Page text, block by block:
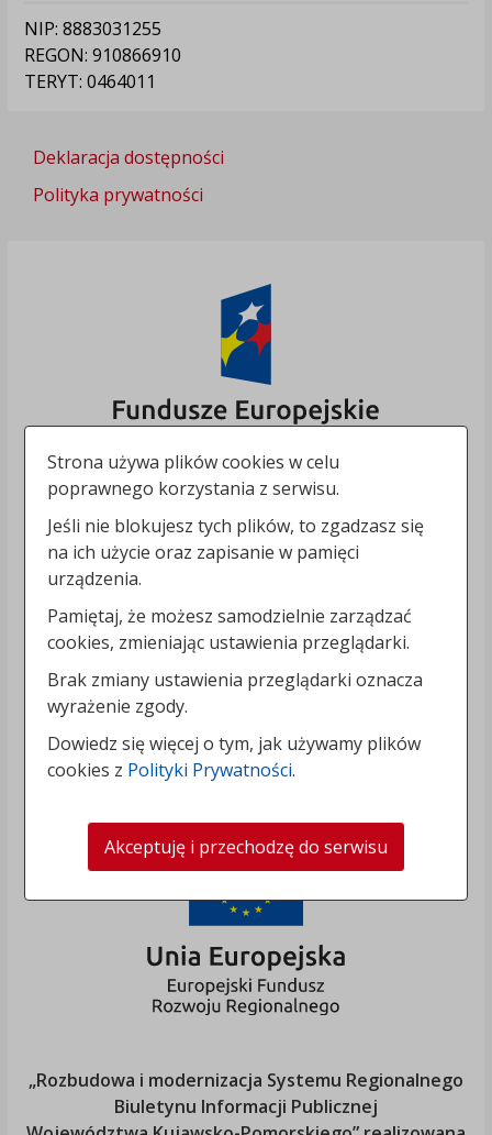
NIP: 8883031255
REGON: 910866910
TERYT: 0464011
Deklaracja dostępności
Polityka prywatności
„Rozbudowa i modernizacja Systemu Regionalnego
Biuletynu Informacji Publicznej
Strona używa plików cookies w celu
poprawnego korzystania z serwisu.
Jeśli nie blokujesz tych plików, to zgadzasz się
na ich użycie oraz zapisanie w pamięci
urządzenia.
Pamiętaj, że możesz samodzielnie zarządzać
cookies, zmieniając ustawienia przeglądarki.
Brak zmiany ustawienia przeglądarki oznacza
wyrażenie zgody.
Dowiedz się więcej o tym, jak używamy plików
cookies z Polityki Prywatności.
Akceptuję i przechodzę do serwisu